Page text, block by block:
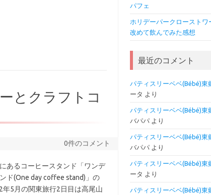
とクラフトコ
0件のコメント
あるコーヒースタンド「ワンデ
ド(One day coffee stand)」の
年5月の関東旅行2日目は高尾山
パフェ
ホリデーパークロースト
改めて飲んでみた感想
最近のコメント
パティスリーベベ(Bébé)東
ータ より
パティスリーベベ(Bébé)東
バパパより
パティスリーベベ(Bébé)東
バパパより
パティスリーベベ(Bébé)東
ータ より
パティスリーベベ(Bébé)東